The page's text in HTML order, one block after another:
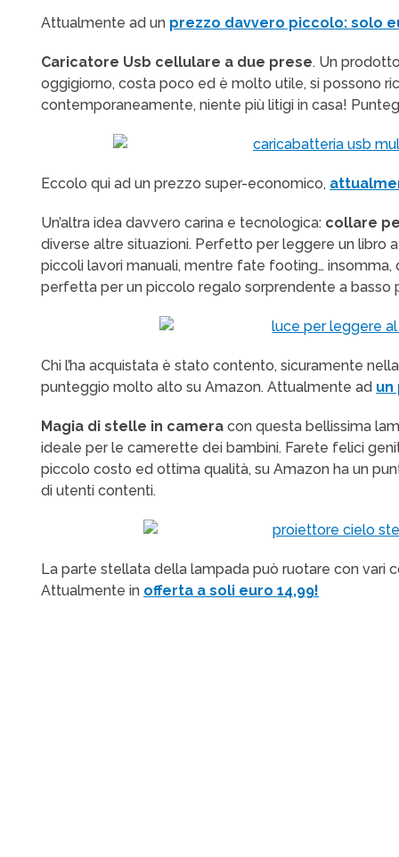
Attualmente ad un prezzo davvero piccolo: solo
Caricatore Usb cellulare a due prese. Un
oggigiorno, costa poco ed è molto utile, si possono
contemporaneamente, niente più litigi in casa!
Eccolo qui ad un prezzo super-economico,
Un’altra idea davvero carina e tecnologica: collare
diverse altre situazioni. Perfetto per leggere un libro
piccoli lavori manuali, mentre fate footing…
perfetta per un piccolo regalo sorprendente a basso
Chi l’ha acquistata è stato contento, sicuramente
punteggio molto alto su Amazon. Attualmente ad un
Magia di stelle in camera con questa bellissima
ideale per le camerette dei bambini. Farete felici
piccolo costo ed ottima qualità, su Amazon ha un
di utenti contenti.
La parte stellata della lampada può ruotare con vari
Attualmente in offerta a soli euro 14,99!